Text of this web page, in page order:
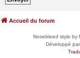
Accueil du forum
Nosebleed style by
Développé par